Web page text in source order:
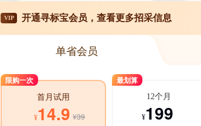
VIP 开通寻标宝会员，查看更多招采信息
单省会员
限购一次
首月试用
¥14.9 ¥39
最划算
12个月
¥199